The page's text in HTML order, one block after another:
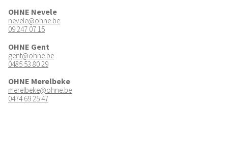
OHNE Nevele
nevele@ohne.be
09 247 07 15
OHNE Gent
gent@ohne.be
0485 53 80 29
OHNE Merelbeke
merelbeke@ohne.be
0474 69 25 47